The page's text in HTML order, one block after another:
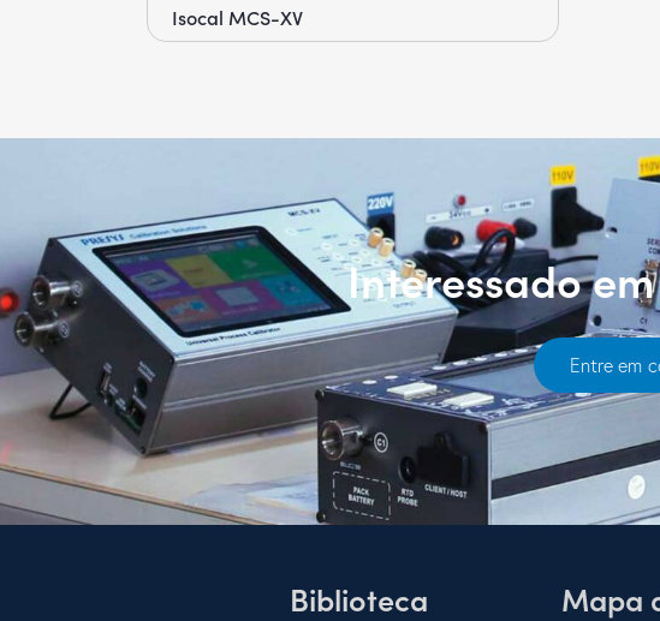
Isocal MCS-XV
Interessado
Entre em
Biblioteca Mapa